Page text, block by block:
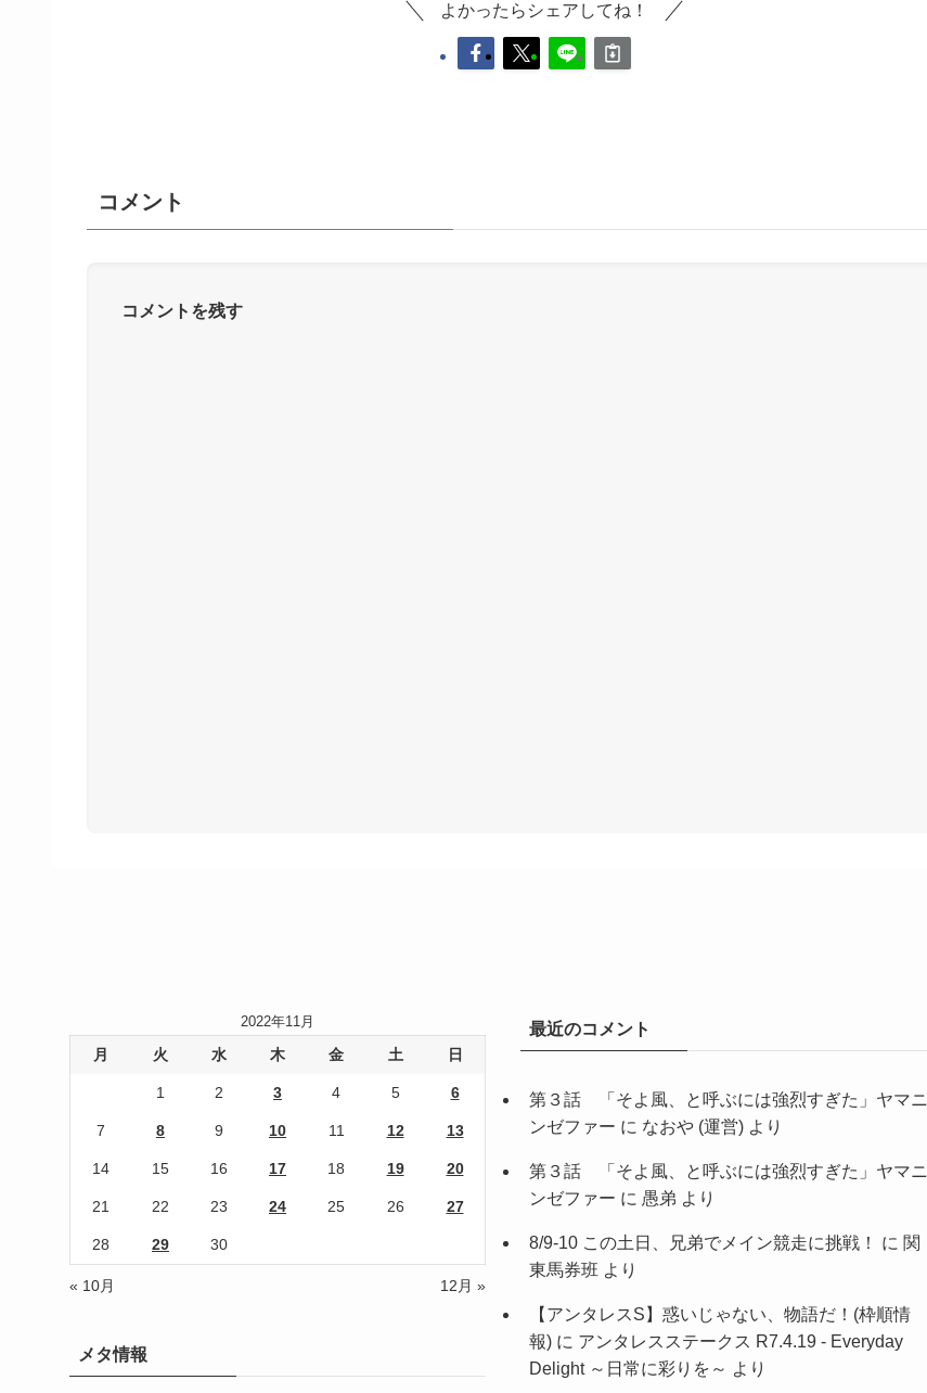
よかったらシェアしてね！
コメント
コメントを残す
2022年11月
月 火 水 木 金 土 日
1 2 3 4 5 6
7 8 9 10 11 12 13
14 15 16 17 18 19 20
21 22 23 24 25 26 27
28 29 30
« 10月 12月 »
メタ情報
最近のコメント
第３話 「そよ風、と呼ぶには強烈すぎた」ヤマニ
ンゼファー に なおや (運営) より
第３話 「そよ風、と呼ぶには強烈すぎた」ヤマニ
ンゼファー に 愚弟 より
8/9-10 この土日、兄弟でメイン競走に挑戦！ に 関
東馬券班 より
【アンタレスS】惑いじゃない、物語だ！(枠順情
報) に アンタレスステークス R7.4.19 - Everyday
Delight ～日常に彩りを～ より